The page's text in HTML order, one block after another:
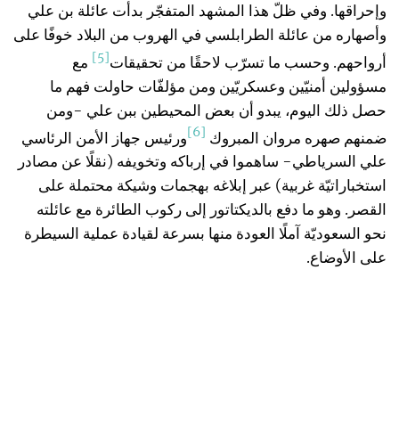
وإحراقها. وفي ظلّ هذا المشهد المتفجّر بدأت عائلة بن علي
وأصهاره من عائلة الطرابلسي في الهروب من البلاد خوفًا على
أرواحهم. وحسب ما تسرّب لاحقًا من تحقيقات[5]
مع
مسؤولين أمنيّين وعسكريّين ومن مؤلفّات حاولت فهم ما
حصل ذلك اليوم، يبدو أن بعض المحيطين ببن علي -ومن
ضمنهم صهره مروان المبروك [6]
ورئيس جهاز الأمن الرئاسي
علي السرياطي- ساهموا في إرباكه وتخويفه (نقلًا عن مصادر
استخباراتيّة غربية) عبر إبلاغه بهجمات وشيكة محتملة على
القصر. وهو ما دفع بالديكتاتور إلى ركوب الطائرة مع عائلته
نحو السعوديّة آملًا العودة منها بسرعة لقيادة عملية السيطرة
على الأوضاع.